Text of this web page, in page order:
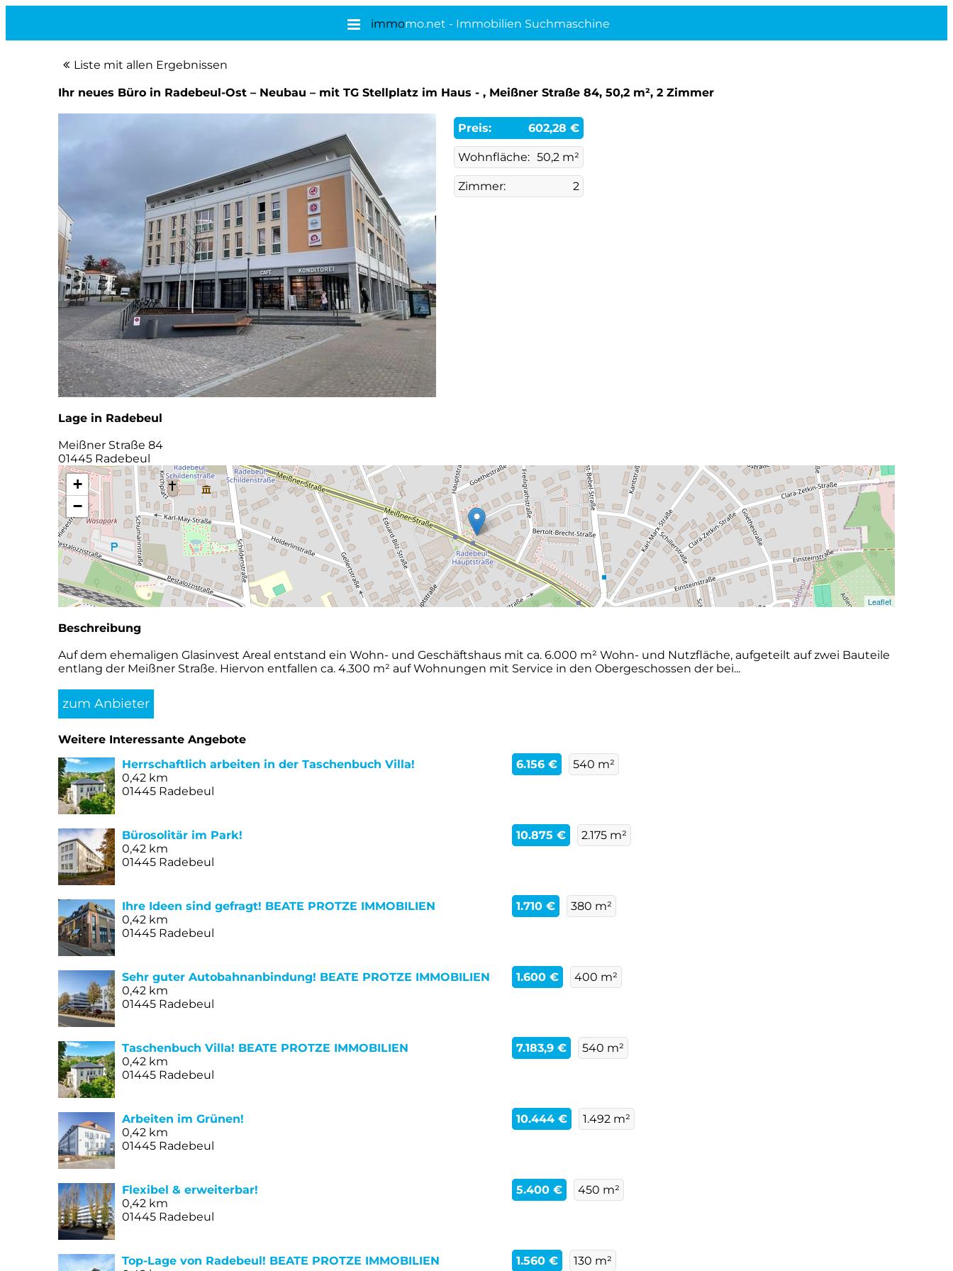
immomo.net - Immobilien Suchmaschine
Liste mit allen Ergebnissen
Ihr neues Büro in Radebeul-Ost – Neubau – mit TG Stellplatz im Haus - , Meißner Straße 84, 50,2 m², 2 Zimmer
Preis: 602,28 €
Wohnfläche: 50,2 m²
Zimmer: 2
Lage in Radebeul
Meißner Straße 84
01445 Radebeul
+
−
Leaflet
Beschreibung
Auf dem ehemaligen Glasinvest Areal entstand ein Wohn- und Geschäftshaus mit ca. 6.000 m² Wohn- und Nutzfläche, aufgeteilt auf zwei Bauteile
entlang der Meißner Straße. Hiervon entfallen ca. 4.300 m² auf Wohnungen mit Service in den Obergeschossen der bei...
zum Anbieter
Weitere Interessante Angebote
Herrschaftlich arbeiten in der Taschenbuch Villa!
0,42 km
01445 Radebeul
6.156 € 540 m²
Bürosolitär im Park!
0,42 km
01445 Radebeul
10.875 € 2.175 m²
Ihre Ideen sind gefragt! BEATE PROTZE IMMOBILIEN
0,42 km
01445 Radebeul
1.710 € 380 m²
Sehr guter Autobahnanbindung! BEATE PROTZE IMMOBILIEN
0,42 km
01445 Radebeul
1.600 € 400 m²
Taschenbuch Villa! BEATE PROTZE IMMOBILIEN
0,42 km
01445 Radebeul
7.183,9 € 540 m²
Arbeiten im Grünen!
0,42 km
01445 Radebeul
10.444 € 1.492 m²
Flexibel & erweiterbar!
0,42 km
01445 Radebeul
5.400 € 450 m²
Top-Lage von Radebeul! BEATE PROTZE IMMOBILIEN
1.560 € 130 m²